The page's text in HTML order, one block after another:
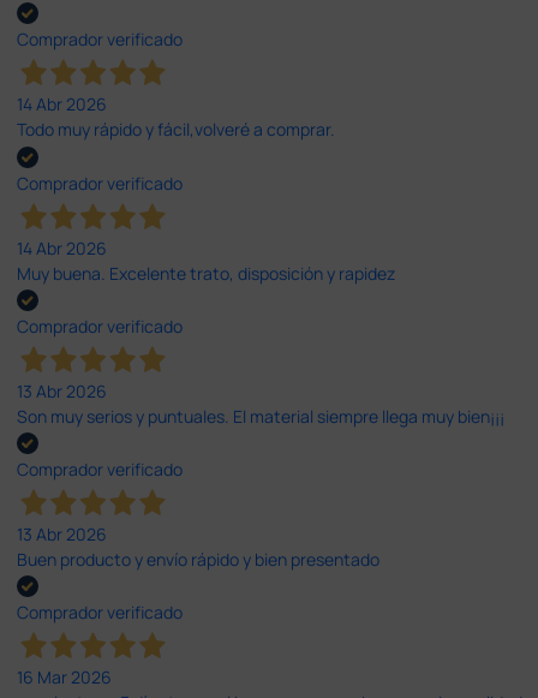
Comprador verificado
14 Abr 2026
Todo muy rápido y fácil,volveré a comprar.
Comprador verificado
14 Abr 2026
Muy buena. Excelente trato, disposición y rapidez
Comprador verificado
13 Abr 2026
Son muy serios y puntuales. El material siempre llega muy bien¡¡¡
Comprador verificado
13 Abr 2026
Buen producto y envío rápido y bien presentado
Comprador verificado
16 Mar 2026